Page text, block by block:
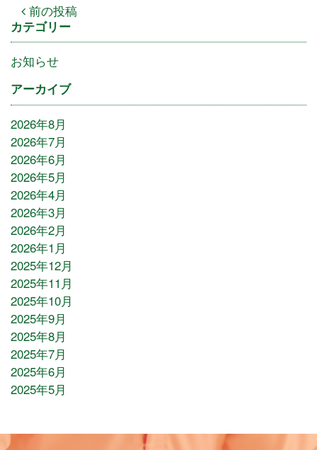
前の投稿
カテゴリー
お知らせ
アーカイブ
2026年8月
2026年7月
2026年6月
2026年5月
2026年4月
2026年3月
2026年2月
2026年1月
2025年12月
2025年11月
2025年10月
2025年9月
2025年8月
2025年7月
2025年6月
2025年5月